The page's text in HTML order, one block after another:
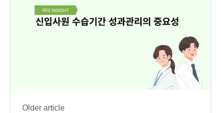
Older article